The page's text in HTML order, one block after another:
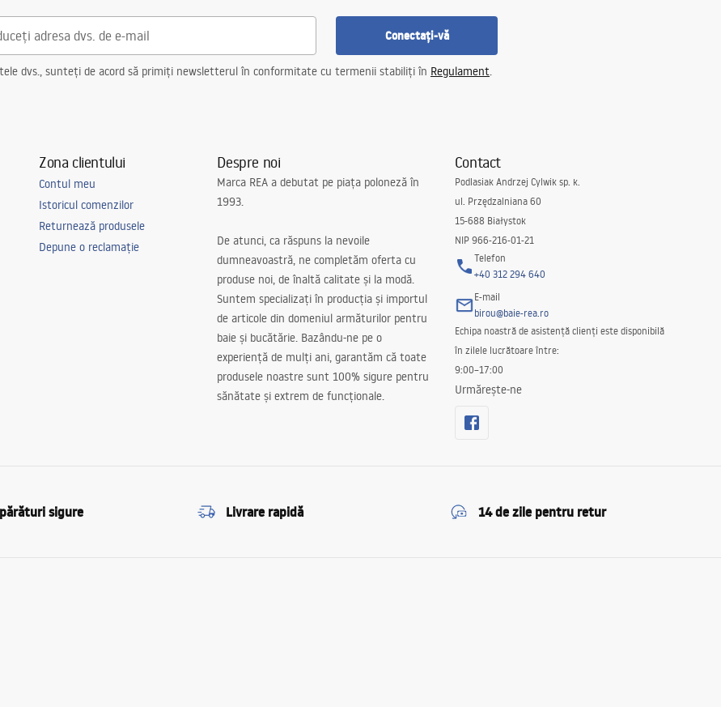
Conectați-vă
dvs., sunteți de acord să primiți newsletterul în conformitate cu termenii stabiliți în Regulament.
Zona clientului
Contul meu
Istoricul comenzilor
Returnează produsele
Depune o reclamație
Despre noi
Marca REA a debutat pe piața poloneză în
1993.
De atunci, ca răspuns la nevoile
dumneavoastră, ne completăm oferta cu
produse noi, de înaltă calitate și la modă.
Suntem specializați în producția și importul
de articole din domeniul armăturilor pentru
baie și bucătărie. Bazându-ne pe o
experiență de mulți ani, garantăm că toate
produsele noastre sunt 100% sigure pentru
sănătate și extrem de funcționale.
Contact
Podlasiak Andrzej Cylwik sp. k.
ul. Przędzalniana 60
15-688 Białystok
NIP 966-216-01-21
Telefon
+40 312 294 640
E-mail
birou@baie-rea.ro
Echipa noastră de asistență clienți este disponibilă
în zilele lucrătoare între:
9:00–17:00
Urmărește-ne
sigure Livrare rapidă 14 de zile pentru retur